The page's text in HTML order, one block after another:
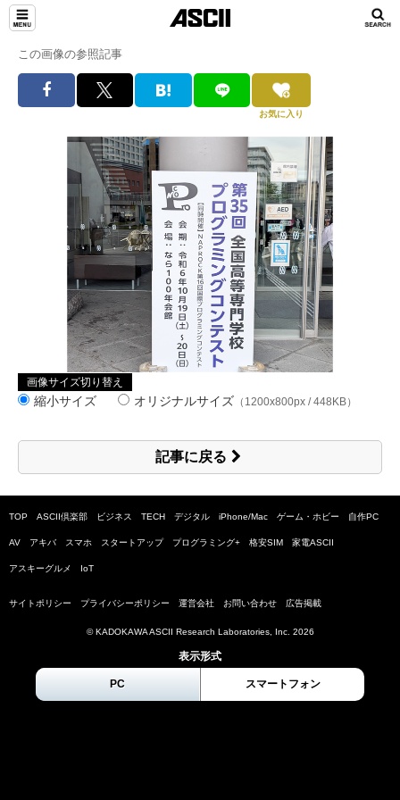
この画像の参照記事
お気に入り
画像サイズ切り替え
縮小サイズ オリジナルサイズ （1200x800px / 448KB）
記事に戻る
TOP ASCII倶楽部 ビジネス TECH デジタル iPhone/Mac ゲーム・ホビー 自作PC
AV アキバ スマホ スタートアップ プログラミング+ 格安SIM 家電ASCII
アスキーグルメ IoT
サイトポリシー プライバシーポリシー 運営会社 お問い合わせ 広告掲載
© KADOKAWA ASCII Research Laboratories, Inc. 2026
表示形式
PC スマートフォン